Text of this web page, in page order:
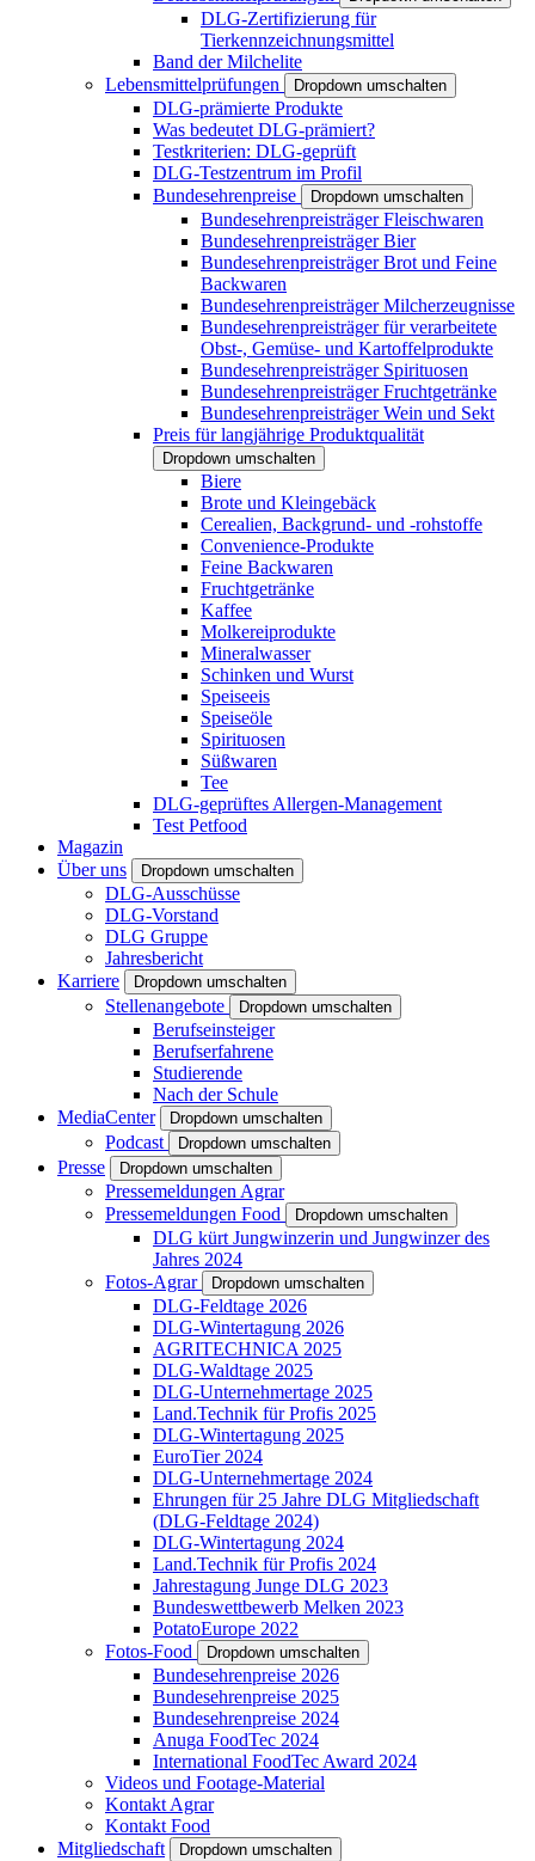
DLG-Zertifizierung für
Tierkennzeichnungsmittel
Band der Milchelite
Lebensmittelprüfungen
Dropdown umschalten
DLG-prämierte Produkte
Was bedeutet DLG-prämiert?
Testkriterien: DLG-geprüft
DLG-Testzentrum im Profil
Bundesehrenpreise
Dropdown umschalten
Bundesehrenpreisträger Fleischwaren
Bundesehrenpreisträger Bier
Bundesehrenpreisträger Brot und Feine
Backwaren
Bundesehrenpreisträger Milcherzeugnisse
Bundesehrenpreisträger für verarbeitete
Obst-, Gemüse- und Kartoffelprodukte
Bundesehrenpreisträger Spirituosen
Bundesehrenpreisträger Fruchtgetränke
Bundesehrenpreisträger Wein und Sekt
Preis für langjährige Produktqualität
Dropdown umschalten
Biere
Brote und Kleingebäck
Cerealien, Backgrund- und -rohstoffe
Convenience-Produkte
Feine Backwaren
Fruchtgetränke
Kaffee
Molkereiprodukte
Mineralwasser
Schinken und Wurst
Speiseeis
Speiseöle
Spirituosen
Süßwaren
Tee
DLG-geprüftes Allergen-Management
Test Petfood
Magazin
Über uns
Dropdown umschalten
DLG-Ausschüsse
DLG-Vorstand
DLG Gruppe
Jahresbericht
Karriere
Dropdown umschalten
Stellenangebote Dropdown umschalten
Berufseinsteiger
Berufserfahrene
Studierende
Nach der Schule
MediaCenter
Dropdown umschalten
Podcast Dropdown umschalten
Presse Dropdown umschalten
Pressemeldungen Agrar
Pressemeldungen Food
Dropdown umschalten
DLG kürt Jungwinzerin und Jungwinzer des
Jahres 2024
Fotos-Agrar
Dropdown umschalten
DLG-Feldtage 2026
DLG-Wintertagung 2026
AGRITECHNICA 2025
DLG-Waldtage 2025
DLG-Unternehmertage 2025
Land.Technik für Profis 2025
DLG-Wintertagung 2025
EuroTier 2024
DLG-Unternehmertage 2024
Ehrungen für 25 Jahre DLG Mitgliedschaft
(DLG-Feldtage 2024)
DLG-Wintertagung 2024
Land.Technik für Profis 2024
Jahrestagung Junge DLG 2023
Bundeswettbewerb Melken 2023
PotatoEurope 2022
Fotos-Food
Dropdown umschalten
Bundesehrenpreise 2026
Bundesehrenpreise 2025
Bundesehrenpreise 2024
Anuga FoodTec 2024
International FoodTec Award 2024
Videos und Footage-Material
Kontakt Agrar
Kontakt Food
Mitgliedschaft
Dropdown umschalten